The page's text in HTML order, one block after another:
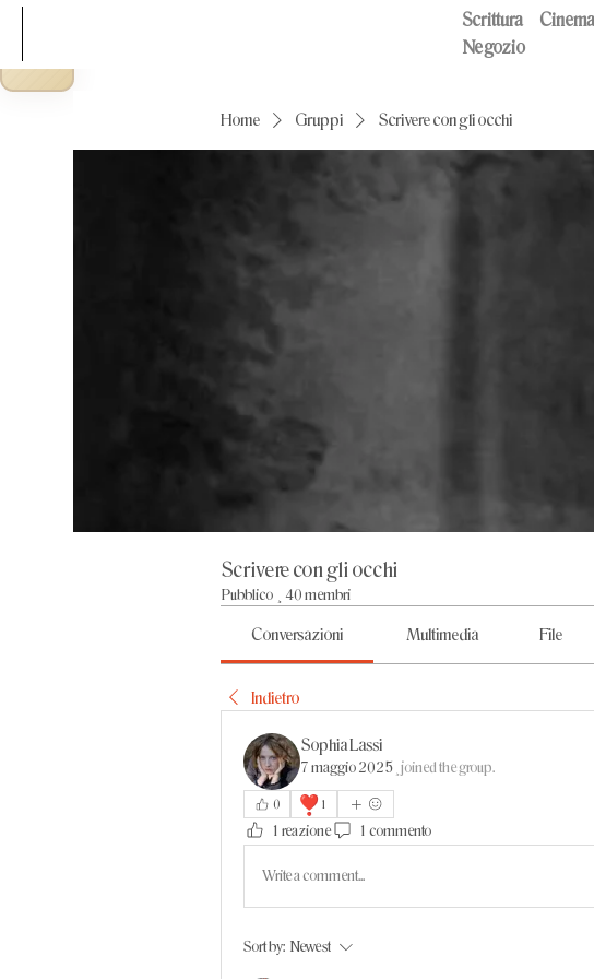
Scrittura Cinema
Negozio
Home Gruppi Scrivere con gli occhi
Scrivere con gli occhi
Pubblico 40 membri
Conversazioni Multimedia File
Indietro
Sophia Lassi
7 maggio 2025 joined the group.
0 ❣️ 1
1 reazione 1 commento
Write a comment...
Sort by: Newest